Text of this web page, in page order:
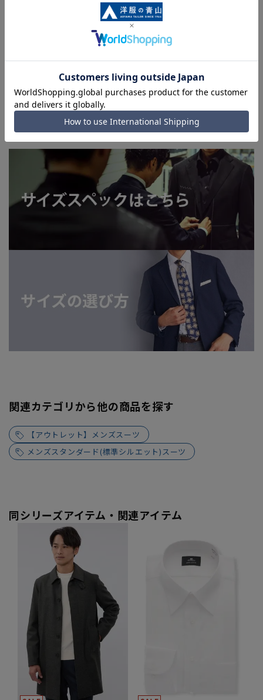
■ブラウザやお使いのモニター環境、また撮影時の室内外の光
加減により、実際の商品と掲載画像の色味が異なる場合がござ
を完了できない場合がございます。予めご了承ください。
■お急ぎ発送のご注文につきましても、ご注文のタイミングに
よってはお急ぎ発送サービスを選択できない場合がございま
関連カテゴリから他の商品を探す
【アウトレット】メンズスーツ
メンズスタンダード(標準シルエット)スーツ
同シリーズアイテム・関連アイテム